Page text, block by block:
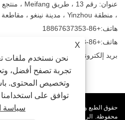
، منطقة Yinzhou ، مدينة نينغو ، مقاطعة تشجيانغ ، الصين
هاتف:+86-18867637353
هاتف:+86-18867637353
بريد إلكتروني:
astauto.com
محفوظة.
الروابط
X
نحن نستخدم ملفات
تجربة تصفح أفضل،
وتخصيص المحتوى.
توافق على
سياسة